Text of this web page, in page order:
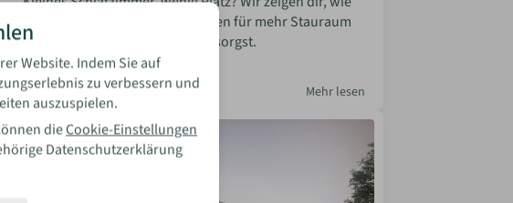
du mit cleveren Möbeln und Ideen für mehr Stauraum
und Ordnung im Schlafzimmer sorgst.
Isabella Bosler
08 Jun 2026
Mehr lesen
Website. Indem Sie auf
zu verbessern und
auszuspielen.
dieCookie-Einstellungen
Datenschutzerklärung